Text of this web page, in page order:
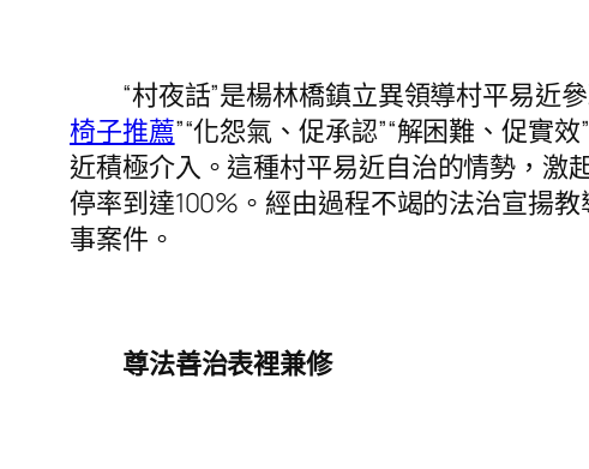
“村夜話”是楊林橋鎮立異領導村平易近參
椅子推薦”“化怨氣、促承認”“解困難、促實
近積極介入。這種村平易近自治的情勢，激
停率到達100%。經由過程不竭的法治宣揚
事案件。
尊法善治表裡兼修